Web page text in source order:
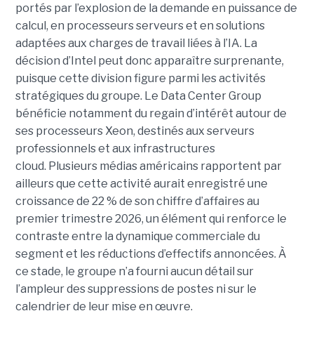
portés par l’explosion de la demande en puissance de
calcul, en processeurs serveurs et en solutions
adaptées aux charges de travail liées à l’IA. La
décision d’Intel peut donc apparaître surprenante,
puisque cette division figure parmi les activités
stratégiques du groupe. Le Data Center Group
bénéficie notamment du regain d’intérêt autour de
ses processeurs Xeon, destinés aux serveurs
professionnels et aux infrastructures
cloud. Plusieurs médias américains rapportent par
ailleurs que cette activité aurait enregistré une
croissance de 22 % de son chiffre d’affaires au
premier trimestre 2026, un élément qui renforce le
contraste entre la dynamique commerciale du
segment et les réductions d’effectifs annoncées. À
ce stade, le groupe n’a fourni aucun détail sur
l’ampleur des suppressions de postes ni sur le
calendrier de leur mise en œuvre.